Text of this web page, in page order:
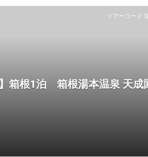
ツアーコード
箱根1泊 箱根湯本温泉 天成